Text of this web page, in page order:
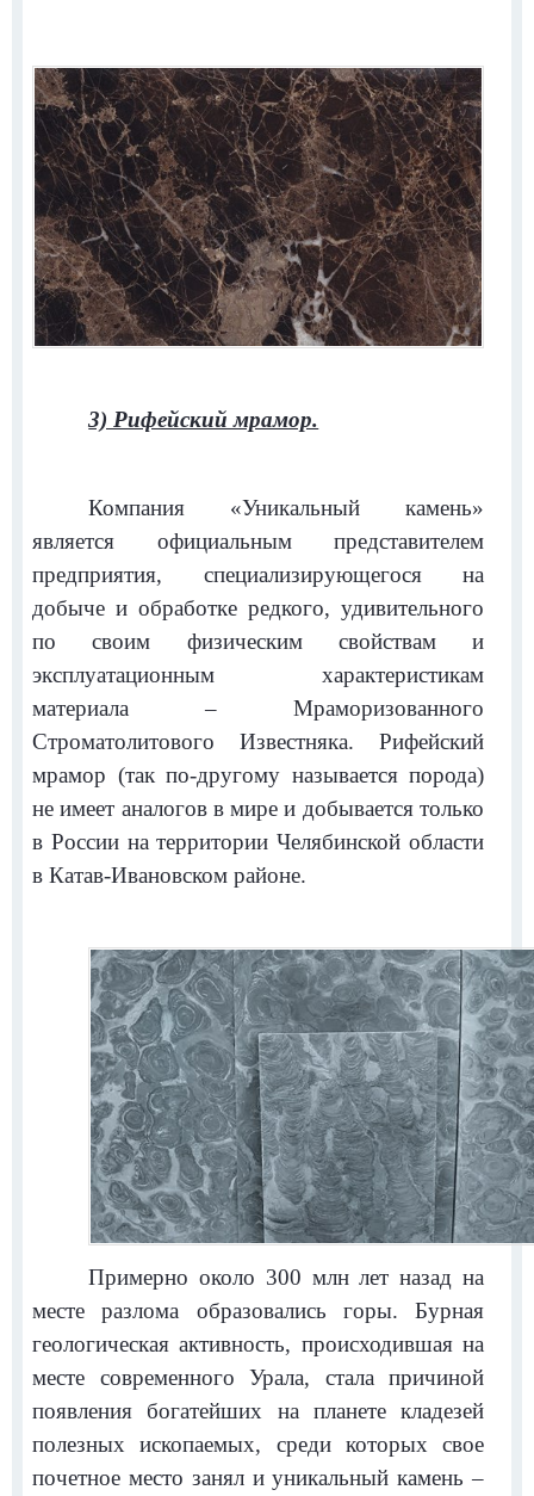
3) Рифейский мрамор.
Компания «Уникальный камень»
является официальным представителем
предприятия, специализирующегося на
добыче и обработке редкого, удивительного
по своим физическим свойствам и
эксплуатационным характеристикам
материала – Мраморизованного
Строматолитового Известняка. Рифейский
мрамор (так по-другому называется порода)
не имеет аналогов в мире и добывается только
в России на территории Челябинской области
в Катав-Ивановском районе.
Примерно около 300 млн лет назад на
месте разлома образовались горы. Бурная
геологическая активность, происходившая на
месте современного Урала, стала причиной
появления богатейших на планете кладезей
полезных ископаемых, среди которых свое
почетное место занял и уникальный камень –